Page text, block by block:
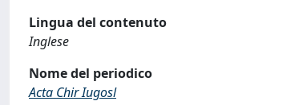
Lingua del contenuto
Inglese
Nome del periodico
Acta Chir Iugosl